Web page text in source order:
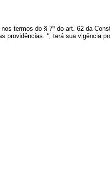
termos do § 7º do art. 62 da
providências. ",terá sua vigência